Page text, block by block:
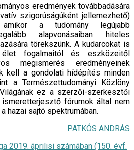
eredmények továbbadására
szigorúságúként jellemezhető)
a tudomány legújabb
alapvonásaiban hiteles
törekszünk. A kudarcokat is
fogalmaitól és eszközeitől
megismerés eredményeinek
kell a gondolati hídépítés minden
a Természettudományi Közlöny
ez a szerzői-szerkesztői
fórumok által nem
hazai sajtó spektrumában.
PATKÓS ANDRÁS
2019. áprilisi számában (150. évf.